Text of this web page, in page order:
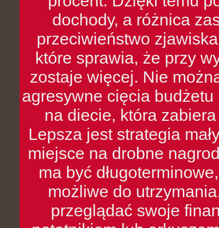
dochody, a różnica
przeciwieństwo
które sprawia, że przy
zostaje więcej. Nie
agresywne cięcia
na diecie, która
Lepsza jest strategia
miejsce na drobne
ma być
możliwe do
przeglądać swoje